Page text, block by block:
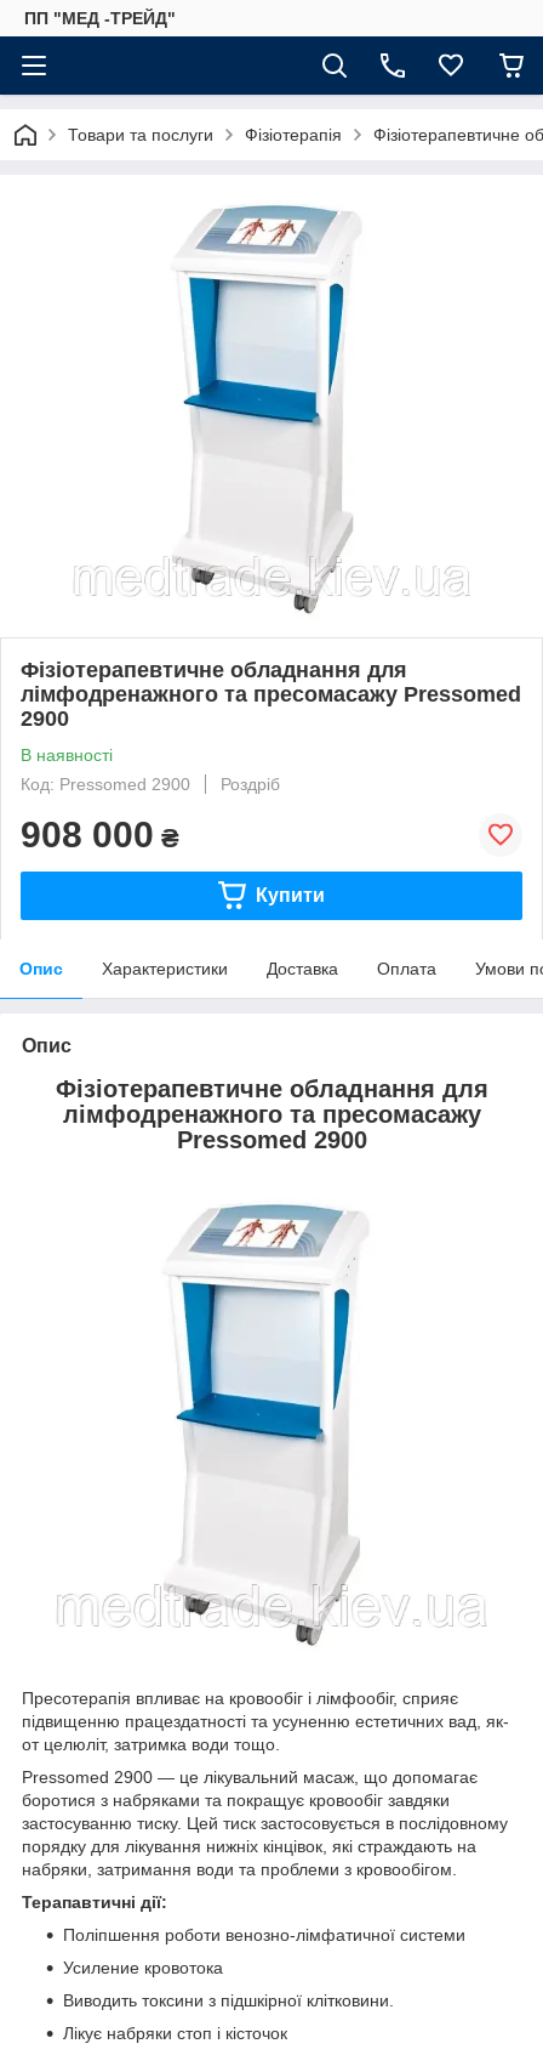
ПП "МЕД -ТРЕЙД"
Товари та послуги Фізіотерапія Фізіотерапевтичне
Фізіотерапевтичне обладнання для
лімфодренажного та пресомасажу Pressomed
2900
В наявності
Код: Pressomed 2900
Роздріб
908 000 ₴
Купити
Опис Характеристики Доставка Оплата Умови
Опис
Фізіотерапевтичне обладнання для
лімфодренажного та пресомасажу
Pressomed 2900
Пресотерапія впливає на кровообіг і лімфообіг, сприяє
підвищенню працездатності та усуненню естетичних вад, як-
от целюліт, затримка води тощо.
Pressomed 2900 — це лікувальний масаж, що допомагає
боротися з набряками та покращує кровообіг завдяки
застосуванню тиску. Цей тиск застосовується в послідовному
порядку для лікування нижніх кінцівок, які страждають на
набряки, затримання води та проблеми з кровообігом.
Терапавтичні дії:
Поліпшення роботи венозно-лімфатичної системи
Усиление кровотока
Виводить токсини з підшкірної клітковини.
Лікує набряки стоп і кісточок